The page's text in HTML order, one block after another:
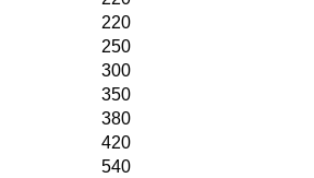
220
250
300
350
380
420
540